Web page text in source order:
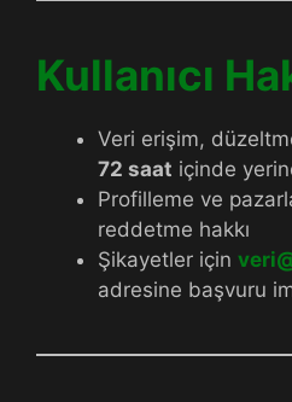
Kullanıcı
Veri erişim,
72 saat içinde
Profilleme ve
reddetme hakkı
Şikayetler için
adresine başvuru